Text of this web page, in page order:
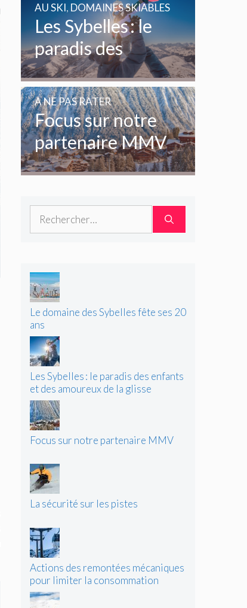
Les Sybelles : le
paradis des
enfants et des
amoureux de la
glisse
AU SKI, DOMAINES SKIABLES
Focus sur notre
partenaire MMV
A NE PAS RATER
Le domaine des Sybelles fête ses 20
ans
Les Sybelles : le paradis des enfants
et des amoureux de la glisse
Focus sur notre partenaire MMV
La sécurité sur les pistes
Actions des remontées mécaniques
pour limiter la consommation
d’énergie